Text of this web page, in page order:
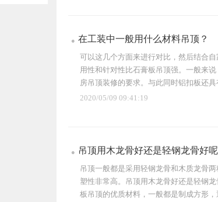
在工装中一般用什么材料吊顶？
可以这几个方面来进行对比，然后结合
用性和针对性比石膏板吊顶强。一般来
房吊顶装修的要求。与此同时铝扣板还
用性...
2020/05/09 09:41:19
吊顶用木龙骨好还是轻钢龙骨好
吊顶一般都是采用轻钢龙骨和木质龙骨
塑性非常高。吊顶用木龙骨好还是轻钢
板吊顶的优质材料，一般都是制成方形